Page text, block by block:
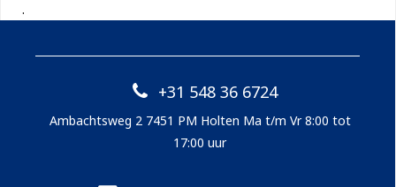
.
+31 548 36 6724
Ambachtsweg 2 7451 PM Holten Ma t/m Vr 8:00 tot
17:00 uur